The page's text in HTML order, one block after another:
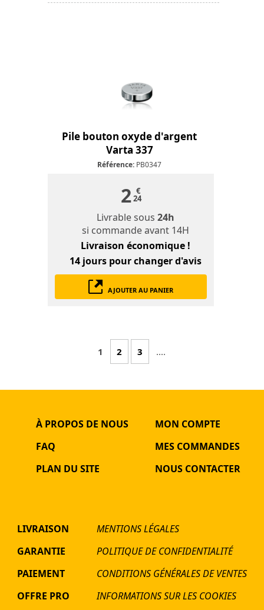
Pile bouton oxyde d'argent
Varta 337
Référence: PB0347
2 €
24
Livrable sous24h
si commande avant 14H
Livraison économique !
14 jours pour changer d'avis
AJOUTER AU PANIER
1 2 3 ....
À PROPOS DE NOUS
FAQ
PLAN DU SITE
MON COMPTE
MES COMMANDES
NOUS CONTACTER
LIVRAISON
GARANTIE
PAIEMENT
OFFRE PRO
MENTIONS LÉGALES
POLITIQUE DE CONFIDENTIALITÉ
CONDITIONS GÉNÉRALES DE VENTES
INFORMATIONS SUR LES COOKIES